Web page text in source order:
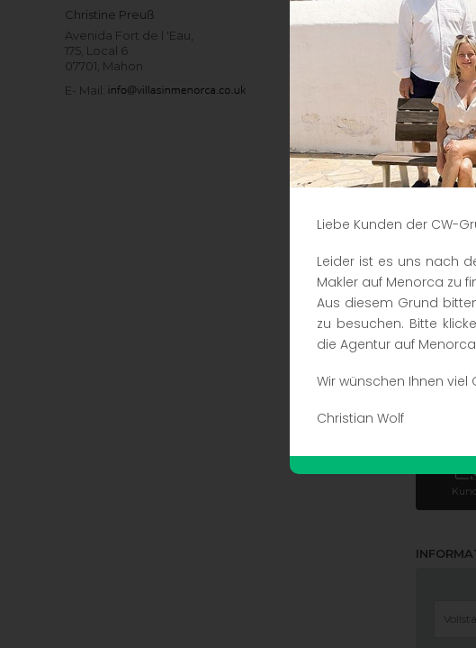
Liebe Kunden der CW-
Leider ist es uns nach
Makler auf Menorca zu
Aus diesem Grund
zu besuchen. Bitte
die Agentur auf
Wir wünschen Ihnen
Christian Wolf
Das
Familie
Es
einer
einem
Zugang
Das
Diese
Lluis
Christine Preuß
Avenida Fort de l 'Eau,
175, Local 6
07701, Mahon
E- Mail: